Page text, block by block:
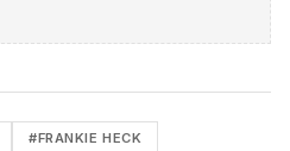
#FRANKIE HECK